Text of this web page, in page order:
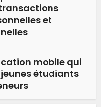
et
mobile qui
étudiants